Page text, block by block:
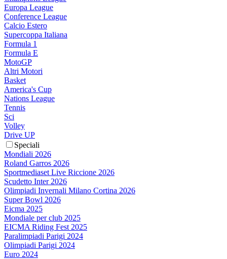
Europa League
Conference League
Calcio Estero
Supercoppa Italiana
Formula 1
Formula E
MotoGP
Altri Motori
Basket
America's Cup
Nations League
Tennis
Sci
Volley
Drive UP
Speciali
Mondiali 2026
Roland Garros 2026
Sportmediaset Live Riccione 2026
Scudetto Inter 2026
Olimpiadi Invernali Milano Cortina 2026
Super Bowl 2026
Eicma 2025
Mondiale per club 2025
EICMA Riding Fest 2025
Paralimpiadi Parigi 2024
Olimpiadi Parigi 2024
Euro 2024